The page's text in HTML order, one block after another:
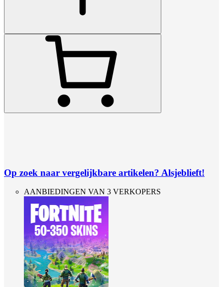
Op zoek naar vergelijkbare artikelen? Alsjeblieft!
AANBIEDINGEN VAN 3 VERKOPERS